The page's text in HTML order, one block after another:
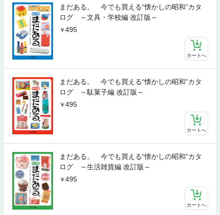
まだある。 今でも買える“懐かしの昭和”カタ
ログ ～文具・学校編 改訂版～
495
カートへ
まだある。 今でも買える“懐かしの昭和”カタ
ログ ～駄菓子編 改訂版～
495
カートへ
まだある。 今でも買える“懐かしの昭和”カタ
ログ ～生活雑貨編 改訂版～
495
カートへ